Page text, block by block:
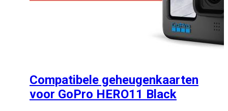
Compatibele geheugenkaarten
voor GoPro HERO11 Black